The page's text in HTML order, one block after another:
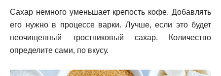
Сахар немного уменьшает крепость кофе. Добавлять
его нужно в процессе варки. Лучше, если это будет
неочищенный тростниковый сахар. Количество
определите сами, по вкусу.